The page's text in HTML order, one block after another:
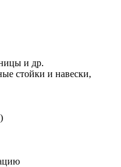
и др.
стойки и навески,